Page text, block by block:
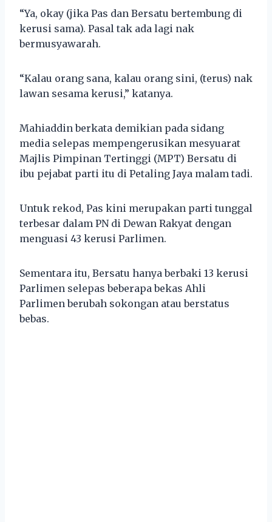
“Ya, okay (jika Pas dan Bersatu bertembung di
kerusi sama). Pasal tak ada lagi nak
bermusyawarah.
“Kalau orang sana, kalau orang sini, (terus) nak
lawan sesama kerusi,” katanya.
Mahiaddin berkata demikian pada sidang
media selepas mempengerusikan mesyuarat
Majlis Pimpinan Tertinggi (MPT) Bersatu di
ibu pejabat parti itu di Petaling Jaya malam tadi.
Untuk rekod, Pas kini merupakan parti tunggal
terbesar dalam PN di Dewan Rakyat dengan
menguasi 43 kerusi Parlimen.
Sementara itu, Bersatu hanya berbaki 13 kerusi
Parlimen selepas beberapa bekas Ahli
Parlimen berubah sokongan atau berstatus
bebas.